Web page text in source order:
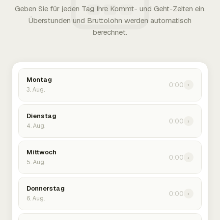
Geben Sie für jeden Tag Ihre Kommt- und Geht-Zeiten ein.
Überstunden und Bruttolohn werden automatisch
berechnet.
Montag
3. Aug.
0:00 ›
Dienstag
4. Aug.
0:00 ›
Mittwoch
5. Aug.
0:00 ›
Donnerstag
6. Aug.
0:00 ›